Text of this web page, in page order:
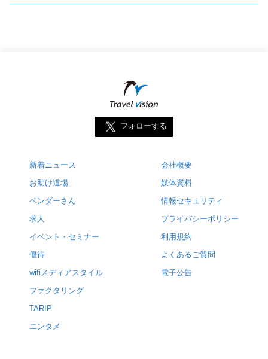
フォローする
新着ニュース
お助け道場
ベンダーさん
求人
イベント・セミナー
優待
wifiメディアスタイル
ファクタリング
TARIP
エンタメ
会社概要
媒体資料
情報セキュリティ
プライバシーポリシー
利用規約
よくあるご質問
電子公告